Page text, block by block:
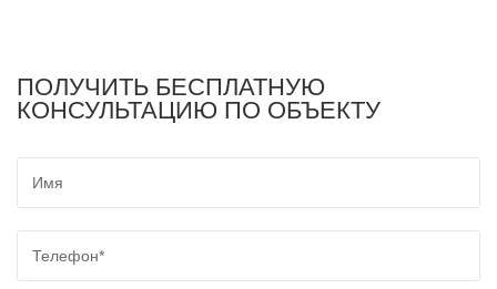
ПОЛУЧИТЬ БЕСПЛАТНУЮ
КОНСУЛЬТАЦИЮ ПО ОБЪЕКТУ